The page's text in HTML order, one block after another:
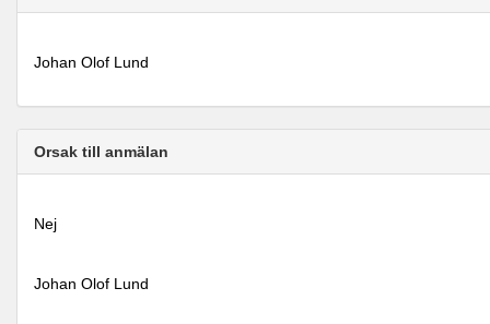
Johan Olof Lund
Orsak till anmälan
Nej
Johan Olof Lund